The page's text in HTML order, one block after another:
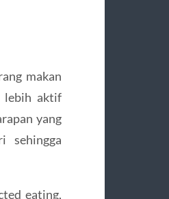
makan
lebih aktif
yang
sehingga
eating,